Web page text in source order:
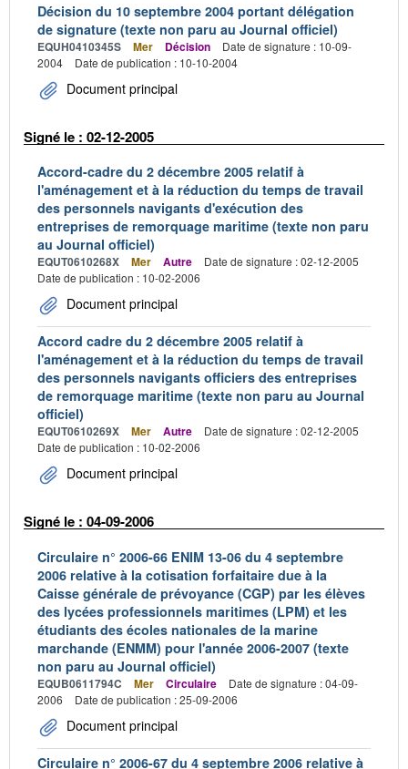
Décision du 10 septembre 2004 portant délégation
de signature (texte non paru au Journal officiel)
EQUH0410345S Mer Décision
Date de signature : 10-09-
2004
Date de publication : 10-10-2004
Document principal
Signé le : 02-12-2005
Accord-cadre du 2 décembre 2005 relatif à
l'aménagement et à la réduction du temps de travail
des personnels navigants d'exécution des
entreprises de remorquage maritime (texte non paru
au Journal officiel)
EQUT0610268X Mer Autre
Date de signature : 02-12-2005
Date de publication : 10-02-2006
Document principal
Accord cadre du 2 décembre 2005 relatif à
l'aménagement et à la réduction du temps de travail
des personnels navigants officiers des entreprises
de remorquage maritime (texte non paru au Journal
officiel)
EQUT0610269X Mer Autre
Date de signature : 02-12-2005
Date de publication : 10-02-2006
Document principal
Signé le : 04-09-2006
Circulaire n° 2006-66 ENIM 13-06 du 4 septembre
2006 relative à la cotisation forfaitaire due à la
Caisse générale de prévoyance (CGP) par les élèves
des lycées professionnels maritimes (LPM) et les
étudiants des écoles nationales de la marine
marchande (ENMM) pour l'année 2006-2007 (texte
non paru au Journal officiel)
EQUB0611794C Mer Circulaire
Date de signature : 04-09-
2006
Date de publication : 25-09-2006
Document principal
Circulaire n° 2006-67 du 4 septembre 2006 relative à